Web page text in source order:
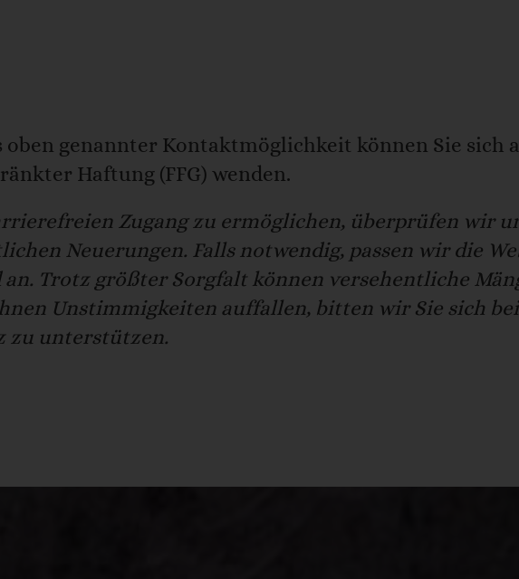
genannter Kontaktmöglichkeit können Sie sich
Haftung (FFG) wenden.
Zugang zu ermöglichen, überprüfen wir
Neuerungen. Falls notwendig, passen wir die
Trotz größter Sorgfalt können versehentliche
Unstimmigkeiten auffallen, bitten wir Sie sich
zu unterstützen.